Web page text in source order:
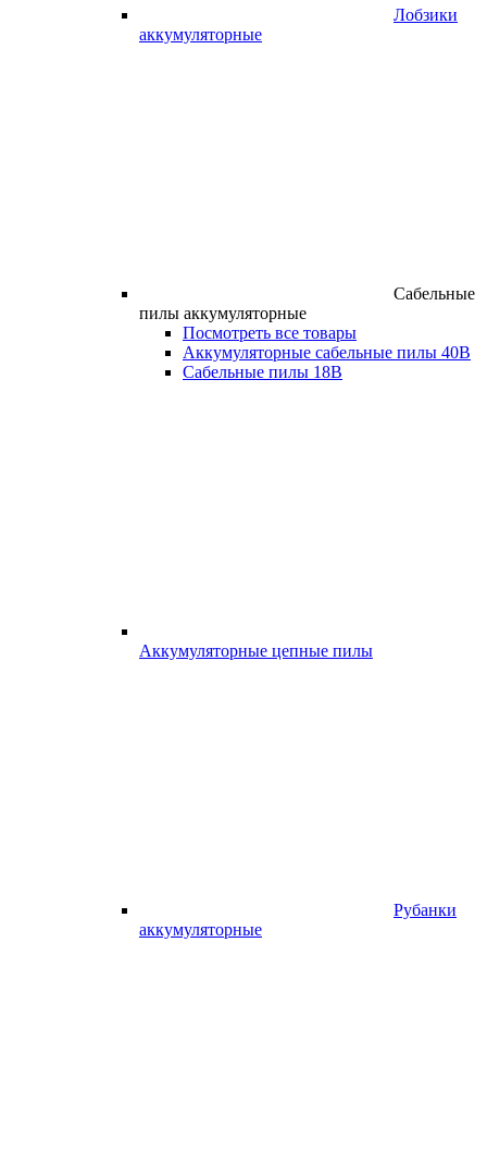
Лобзики
аккумуляторные
Сабельные
пилы аккумуляторные
Посмотреть все товары
Аккумуляторные сабельные пилы 40В
Сабельные пилы 18В
Аккумуляторные цепные пилы
Рубанки
аккумуляторные